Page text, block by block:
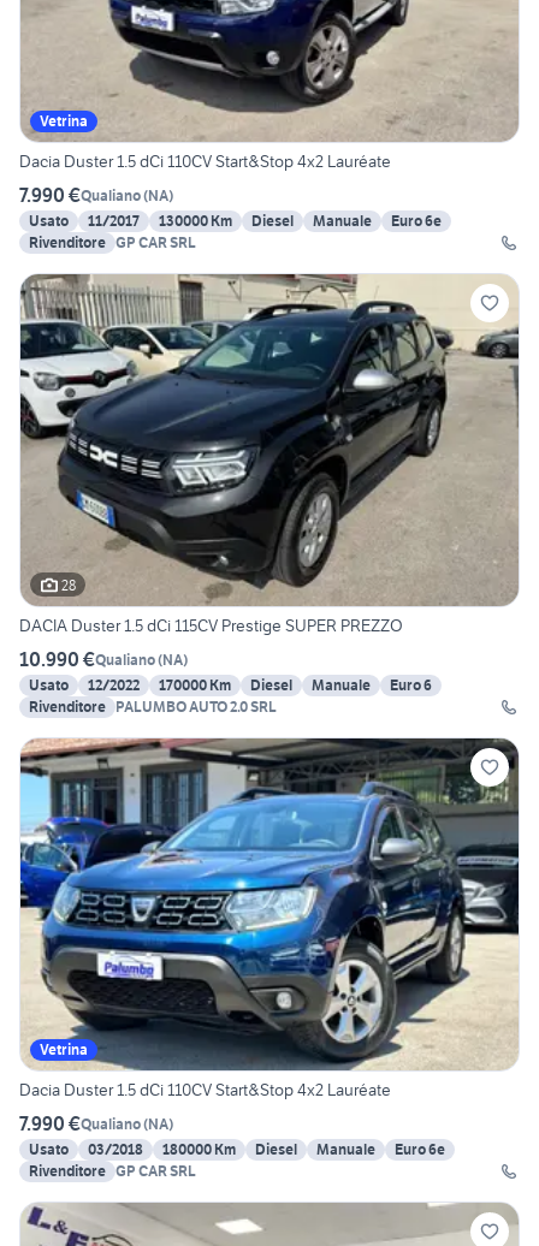
Vetrina
Dacia Duster 1.5 dCi 110CV Start&Stop 4x2 Lauréate
7.990 €Qualiano(NA)
Usato
11/2017 130000 Km Diesel Manuale
Euro 6e
Rivenditore GP CAR SRL
28
DACIA Duster 1.5 dCi 115CV Prestige SUPER PREZZO
10.990 €Qualiano(NA)
Usato
12/2022 170000 Km Diesel Manuale
Euro 6
Rivenditore PALUMBO AUTO 2.0 SRL
Vetrina
Dacia Duster 1.5 dCi 110CV Start&Stop 4x2 Lauréate
7.990 €Qualiano(NA)
Usato
03/2018 180000 Km Diesel Manuale
Euro 6e
Rivenditore GP CAR SRL